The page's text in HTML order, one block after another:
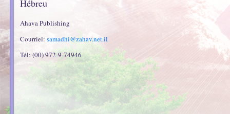
Hébreu
Ahava Publishing
Courriel: samadhi@zahav.net.il
Tél: (00) 972-9-74946